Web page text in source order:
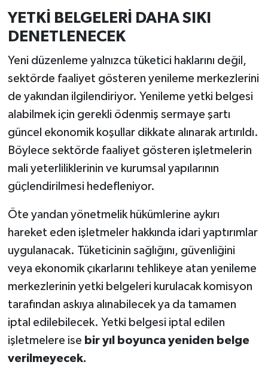
YETKİ BELGELERİ DAHA SIKI
DENETLENECEK
Yeni düzenleme yalnızca tüketici haklarını değil,
sektörde faaliyet gösteren yenileme merkezlerini
de yakından ilgilendiriyor. Yenileme yetki belgesi
alabilmek için gerekli ödenmiş sermaye şartı
güncel ekonomik koşullar dikkate alınarak artırıldı.
Böylece sektörde faaliyet gösteren işletmelerin
mali yeterliliklerinin ve kurumsal yapılarının
güçlendirilmesi hedefleniyor.
Öte yandan yönetmelik hükümlerine aykırı
hareket eden işletmeler hakkında idari yaptırımlar
uygulanacak. Tüketicinin sağlığını, güvenliğini
veya ekonomik çıkarlarını tehlikeye atan yenileme
merkezlerinin yetki belgeleri kurulacak komisyon
tarafından askıya alınabilecek ya da tamamen
iptal edilebilecek. Yetki belgesi iptal edilen
işletmelere ise bir yıl boyunca yeniden belge
verilmeyecek.